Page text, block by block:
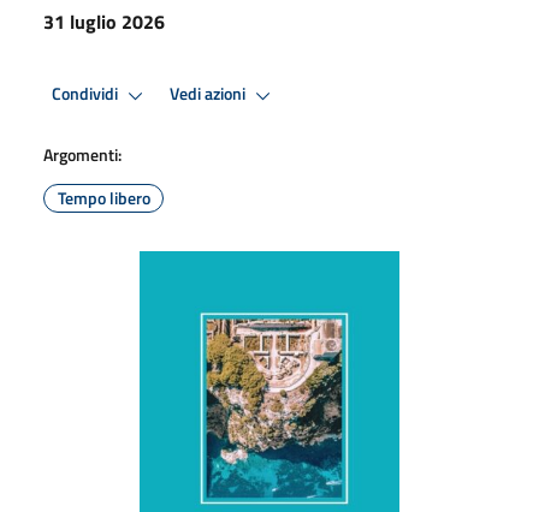
31 luglio 2026
Condividi Vedi azioni
Argomenti:
Tempo libero